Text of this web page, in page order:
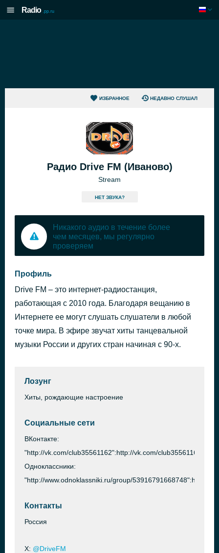
Radio .pp.ru
ИЗБРАННОЕ НЕДАВНО СЛУШАЛ
Радио Drive FM (Иваново)
Stream
HЕТ ЗВУКА?
Никакого аудио в течение более
чем месяцев, мы регулярно
проверяем
Профиль
Drive FM – это интернет-радиостанция,
работающая с 2010 года. Благодаря вещанию в
Интернете ее могут слушать слушатели в любой
точке мира. В эфире звучат хиты танцевальной
музыки России и других стран начиная с 90-х.
Лозунг
Хиты, рождающие настроение
Социальные сети
ВКонтакте:
"http://vk.com/club35561162":http://vk.com/club35561162
Одноклассники:
"http://www.odnoklassniki.ru/group/53916791668748":http://
Контакты
Россия
X: @DriveFM